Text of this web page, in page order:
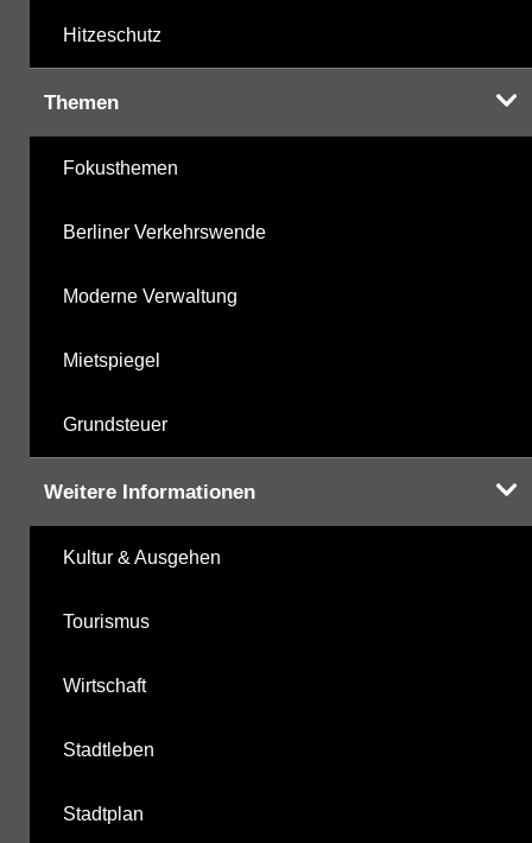
Hitzeschutz
Themen
Fokusthemen
Berliner Verkehrswende
Moderne Verwaltung
Mietspiegel
Grundsteuer
Weitere Informationen
Kultur & Ausgehen
Tourismus
Wirtschaft
Stadtleben
Stadtplan